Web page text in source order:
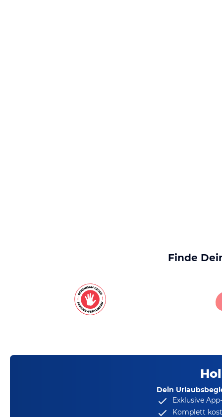
Finde
Dein
Exklusive
Komplett